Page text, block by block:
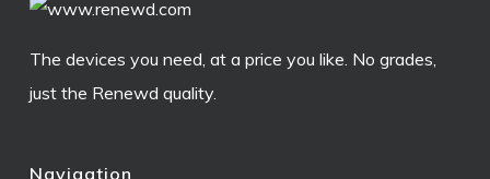
The devices you need, at a price you like. No grades,
just the Renewd quality.
Navigation